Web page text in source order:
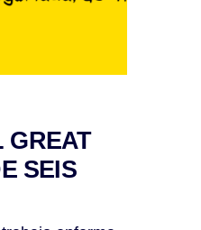
GREAT
SEIS